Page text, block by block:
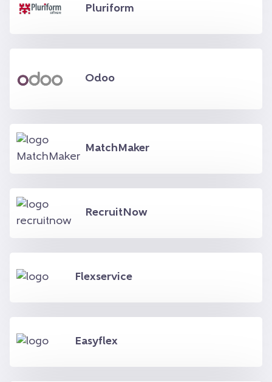
Pluriform
Odoo
MatchMaker
RecruitNow
Flexservice
Easyflex